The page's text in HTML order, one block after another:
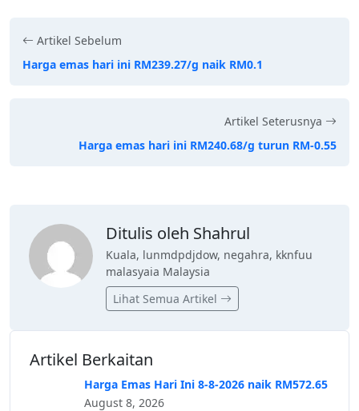
Artikel Sebelum
Harga emas hari ini RM239.27/g naik RM0.1
Artikel Seterusnya
Harga emas hari ini RM240.68/g turun RM-0.55
Ditulis oleh Shahrul
Kuala, lunmdpdjdow, negahra, kknfuu
malasyaia Malaysia
Lihat Semua Artikel
Artikel Berkaitan
Harga Emas Hari Ini 8-8-2026 naik RM572.65
August 8, 2026